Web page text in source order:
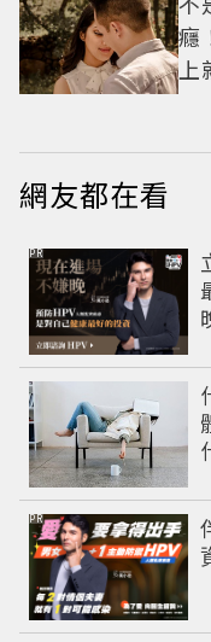
癮
網友都在看
PR
PR